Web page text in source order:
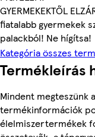
GYERMEKEKTŐL
fiatalabb gyermekek
palackból! Ne hígítsa!
Kategória összes
Termékleírás
Mindent megteszünk
termékinformációk
élelmiszertermékek